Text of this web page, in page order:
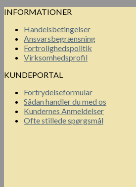
INFORMATIONER
Handelsbetingelser
Ansvarsbegrænsning
Fortrolighedspolitik
Virksomhedsprofil
KUNDEPORTAL
Fortrydelseformular
Sådan handler du med os
Kundernes Anmeldelser
Ofte stillede spørgsmål